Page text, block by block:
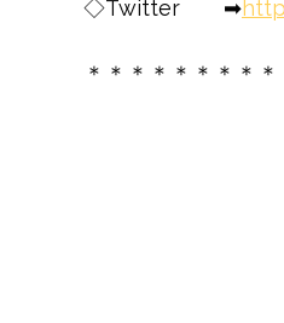
◇Twitter　　➡
＊＊＊＊＊＊＊＊